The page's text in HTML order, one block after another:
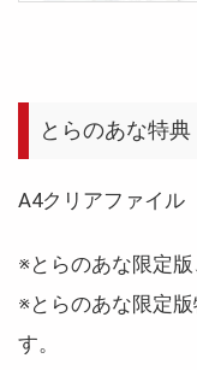
とらのあな特典
A4クリアファイル
※とらのあな限定
※とらのあな限定
す。